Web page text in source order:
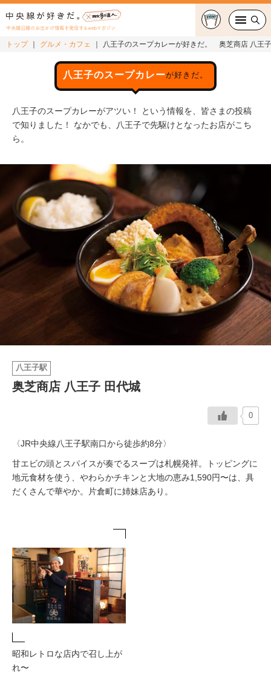
中央線沿線のお出かけ情報を発信するwebマガジン
グルメ・カフェ
スイーツ・テイクアウト
おでかけ
中央線カルチャー
特集
連載
中央線フェス
イベント情報
トップ グルメ・カフェ 八王子のスープカレーが好きだ。 奥芝商店 八王
八王子のスープカレーが好きだ。
八王子のスープカレーがアツい！ という情報を、皆さまの投稿
で知りました！ なかでも、八王子で先駆けとなったお店がこち
ら。
八王子駅
奥芝商店 八王子 田代城
0
〈JR中央線八王子駅南口から徒歩約8分〉
甘エビの頭とスパイスが奏でるスープは札幌発祥。トッピングに
地元食材を使う、やわらかチキンと大地の恵み1,590円〜は、具
だくさんで華やか。片倉町に姉妹店あり。
昭和レトロな店内で召し上が
れ〜